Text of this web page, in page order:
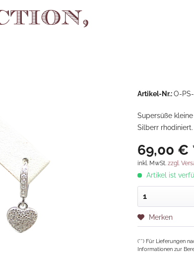
Artikel-Nr.:O-
Supersüße
Silberr rhodiniert.
69,00 €
inkl. MwSt.zzgl.
Artikel ist
Merken
(**) Für Lieferungen
Informationen zur